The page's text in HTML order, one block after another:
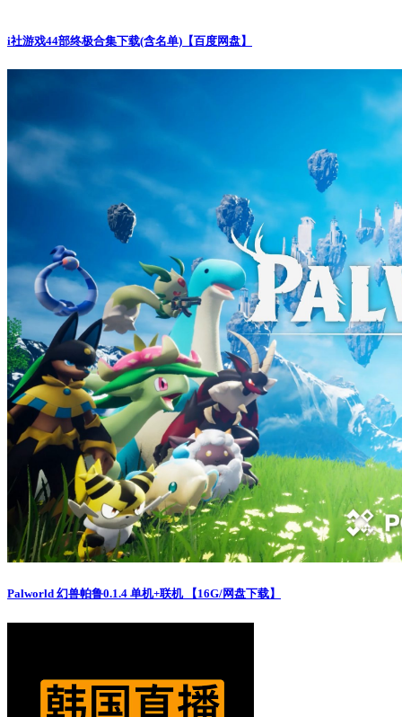
i社游戏44部终极合集下载(含名单)【百度网盘】
Palworld 幻兽帕鲁0.1.4 单机+联机 【16G/网盘下载】